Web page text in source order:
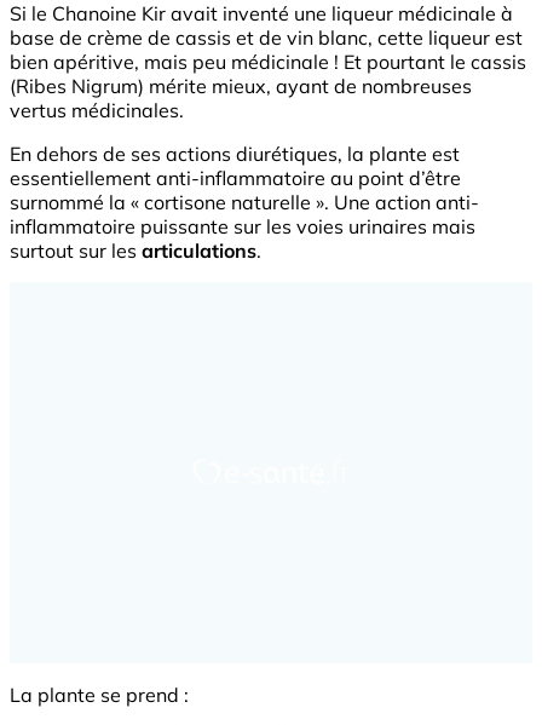
Si le Chanoine Kir avait inventé une liqueur médicinale à
base de crème de cassis et de vin blanc, cette liqueur est
bien apéritive, mais peu médicinale ! Et pourtant le cassis
(Ribes Nigrum) mérite mieux, ayant de nombreuses
vertus médicinales.
En dehors de ses actions diurétiques, la plante est
essentiellement anti-inflammatoire au point d’être
surnommé la « cortisone naturelle ». Une action anti-
inflammatoire puissante sur les voies urinaires mais
surtout sur les articulations.
La plante se prend :